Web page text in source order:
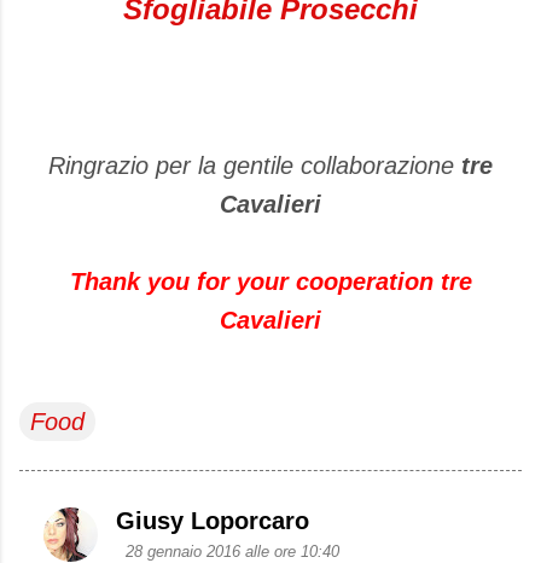
Sfogliabile Prosecchi
Ringrazio per la gentile collaborazione tre
Cavalieri
Thank you for your cooperation tre
Cavalieri
Food
C
Giusy Loporcaro
28 gennaio 2016 alle ore 10:40